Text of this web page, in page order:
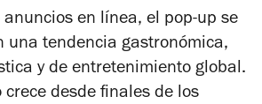
anuncios en línea, el pop-up se
una tendencia gastronómica,
y de entretenimiento global.
crece desde finales de los